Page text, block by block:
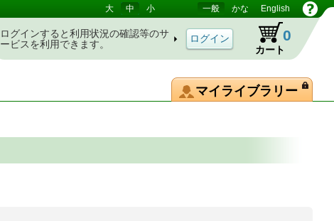
大 中 小 一般 かな English
ログインすると利用状況の確認等のサ
ービスを利用できます。
カート
0
マイライブラリー